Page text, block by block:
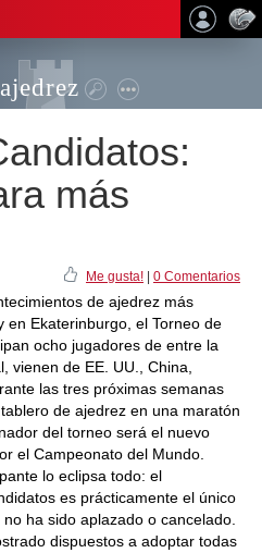
más
Me gusta! 0 Comentarios
de ajedrez más
en Ekaterinburgo, el Torneo de
ocho jugadores de entre la
vienen de EE. UU., China,
las tres próximas semanas
de ajedrez en una maratón
del torneo será el nuevo
el Campeonato del Mundo.
lo eclipsa todo: el
es prácticamente el único
ha sido aplazado o cancelado.
dispuestos a adoptar todas